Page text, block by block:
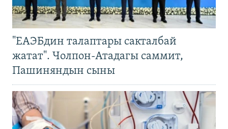
"ЕАЭБдин талаптары сакталбай
жатат". Чолпон-Атадагы саммит,
Пашиняндын сыны